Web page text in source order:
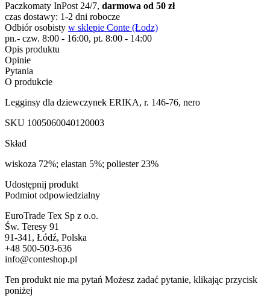
Paczkomaty InPost 24/7, darmowa od 50 zł
czas dostawy: 1-2 dni robocze
Odbiór osobisty w sklepie Conte (Łodz)
pn.- czw. 8:00 - 16:00, pt. 8:00 - 14:00
Opis produktu
Opinie
Pytania
O produkcie
Legginsy dla dziewczynek ERIKA, r. 146-76, nero
SKU 1005060040120003
Skład
wiskoza 72%; elastan 5%; poliester 23%
Udostępnij produkt
Podmiot odpowiedzialny
EuroTrade Tex Sp z o.o.
Św. Teresy 91
91-341, Łódź, Polska
+48 500-503-636
info@conteshop.pl
Ten produkt nie ma pytań Możesz zadać pytanie, klikając przycisk
poniżej